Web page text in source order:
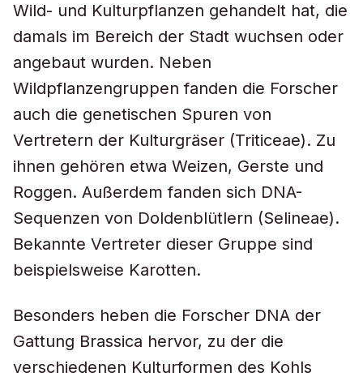
Wild- und Kulturpflanzen gehandelt hat, die
damals im Bereich der Stadt wuchsen oder
angebaut wurden. Neben
Wildpflanzengruppen fanden die Forscher
auch die genetischen Spuren von
Vertretern der Kulturgräser (Triticeae). Zu
ihnen gehören etwa Weizen, Gerste und
Roggen. Außerdem fanden sich DNA-
Sequenzen von Doldenblütlern (Selineae).
Bekannte Vertreter dieser Gruppe sind
beispielsweise Karotten.
Besonders heben die Forscher DNA der
Gattung Brassica hervor, zu der die
verschiedenen Kulturformen des Kohls